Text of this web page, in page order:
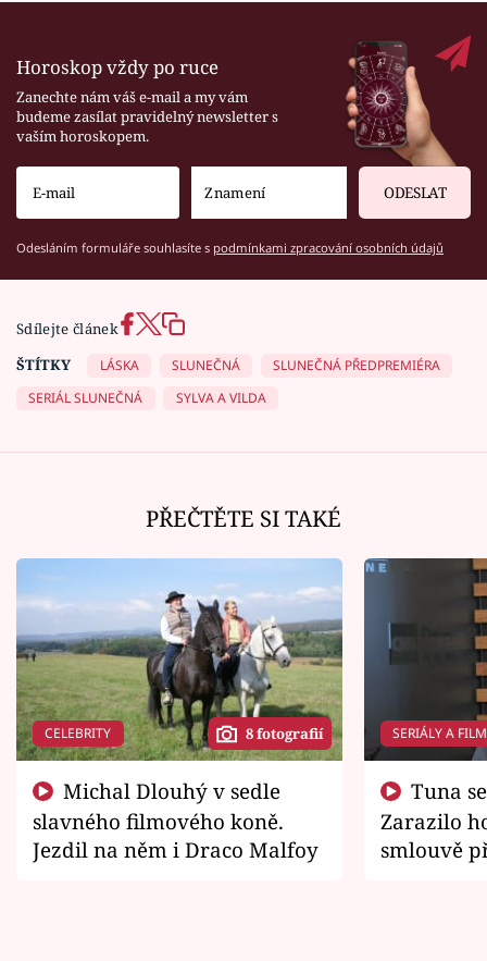
Horoskop vždy po ruce
Zanechte nám váš e-mail a my vám
budeme zasílat pravidelný newsletter s
vaším horoskopem.
ODESLAT
Odesláním formuláře souhlasíte s podmínkami zpracování osobních údajů
Sdílejte článek
ŠTÍTKY
LÁSKA SLUNEČNÁ
SLUNEČNÁ PŘEDPREMIÉRA
SERIÁL SLUNEČNÁ
SYLVA A VILDA
PŘEČTĚTE SI TAKÉ
CELEBRITY 8 fotografií
slavného filmového koně.
Jezdil na něm i Draco Malfoy
SERIÁLY A
Zarazilo
smlouvě